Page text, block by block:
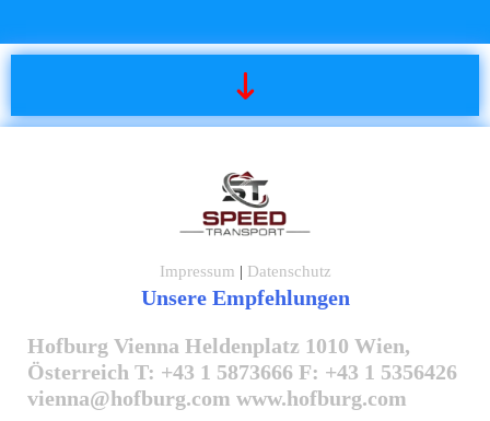
Impressum | Datenschutz
Unsere Empfehlungen
Hofburg Vienna Heldenplatz 1010 Wien,
Österreich T: +43 1 5873666 F: +43 1 5356426
vienna@hofburg.com www.hofburg.com